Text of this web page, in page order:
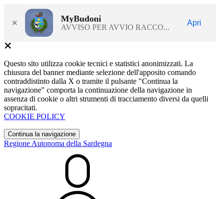
× MyBudoni
AVVISO PER AVVIO RACCO...
Apri
Questo sito utilizza cookie tecnici e statistici anonimizzati. La
chiusura del banner mediante selezione dell'apposito comando
contraddistinto dalla X o tramite il pulsante "Continua la
navigazione" comporta la continuazione della navigazione in
assenza di cookie o altri strumenti di tracciamento diversi da quelli
sopracitati.
COOKIE POLICY
Continua la navigazione
Regione Autonoma della Sardegna